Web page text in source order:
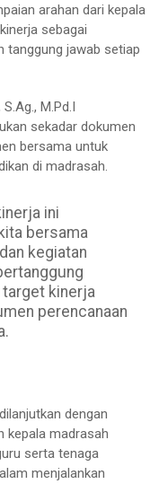
arahan dari kepala
sebagai
tanggung jawab setiap
M.Pd.I
sekadar dokumen
bersama untuk
di madrasah.
ini
bersama
kegiatan
target kinerja
perencanaan
dengan
kepala madrasah
serta tenaga
menjalankan